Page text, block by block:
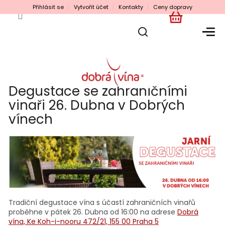
na
Přihlásit se Vytvořit účet Kontakty Ceny dopravy
NÁKUPNÍ
Degustace se zahraničními
vinaři 26. Dubna v Dobrých
vínech
Tradiční degustace vína s účastí zahraničních vinařů
proběhne v pátek 26. Dubna od 16:00 na adrese Dobrá
vína, Ke Koh-i-nooru 472/21, 155 00 Praha 5